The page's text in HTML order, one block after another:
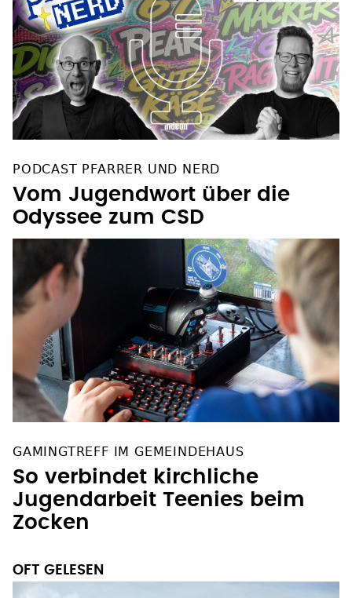
PODCAST PFARRER UND NERD
Vom Jugendwort über die
Odyssee zum CSD
GAMINGTREFF IM GEMEINDEHAUS
So verbindet kirchliche
Jugendarbeit Teenies beim
Zocken
OFT GELESEN